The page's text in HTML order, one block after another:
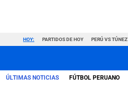
HOY: PARTIDOS DE HOY PERÚ VS TÚNEZ
ÚLTIMAS NOTICIAS FÚTBOL PERUANO